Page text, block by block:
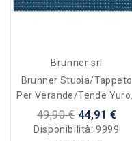
Brunner srl
Brunner Stuoia/tappeto
Per Verande/tende Yurop
- Blu Con Borsa
49,90 € 44,91 €
Disponibilità:9999